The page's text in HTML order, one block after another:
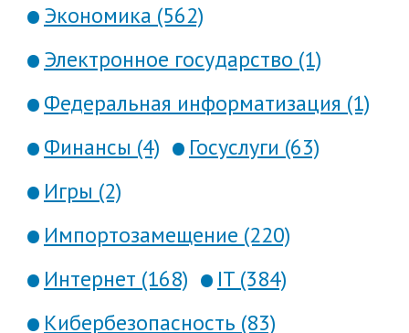
Экономика (562)
Электронное государство (1)
Федеральная информатизация (1)
Финансы (4)
Госуслуги (63)
Игры (2)
Импортозамещение (220)
Интернет (168)
IT (384)
Кибербезопасность (83)